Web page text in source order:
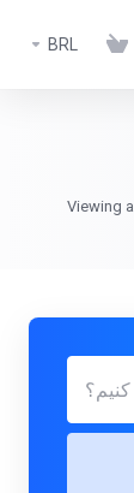
BRL
Viewing